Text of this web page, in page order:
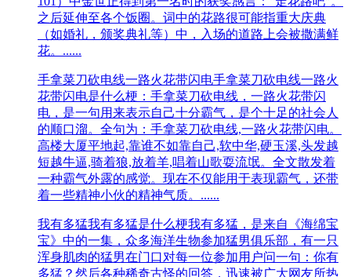
之后延伸至各个饭圈。词中的花路很可能指重大庆典
（如婚礼，颁奖典礼等）中，入场的道路上会被撒满鲜
花。......
手拿菜刀砍电线一路火花带闪电手拿菜刀砍电线一路火
花带闪电是什么梗：手拿菜刀砍电线，一路火花带闪
电，是一句用来表示自己十分霸气，是个十足的社会人
的顺口溜。全句为：手拿菜刀砍电线,一路火花带闪电。
高楼大厦平地起,靠谁不如靠自己,软中华,硬玉溪,头发越
短越牛逼,骑着狼,放着羊,唱着山歌耍流氓。全文散发着
一种霸气外露的感觉。现在不仅能用于表现霸气，还带
着一些精神小伙的精神气质。......
我有多猛我有多猛是什么梗我有多猛，是来自《海绵宝
宝》中的一集，众多海洋生物参加猛男俱乐部，有一只
浑身肌肉的猛男在门口对每一位参加用户问一句：你有
多猛？然后各种稀奇古怪的回答，迅速被广大网友所热